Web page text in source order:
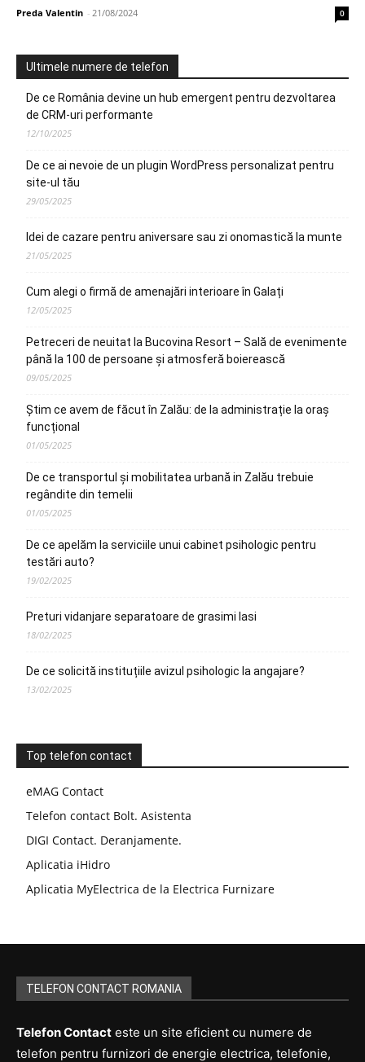
Preda Valentin - 21/08/2024 0
Ultimele numere de telefon
De ce România devine un hub emergent pentru dezvoltarea
de CRM-uri performante
12/10/2025
De ce ai nevoie de un plugin WordPress personalizat pentru
site-ul tău
29/05/2025
Idei de cazare pentru aniversare sau zi onomastică la munte
21/05/2025
Cum alegi o firmă de amenajări interioare în Galați
12/05/2025
Petreceri de neuitat la Bucovina Resort – Sală de evenimente
până la 100 de persoane și atmosferă boierească
09/05/2025
Știm ce avem de făcut în Zalău: de la administrație la oraș
funcțional
01/05/2025
De ce transportul și mobilitatea urbană in Zalău trebuie
regândite din temelii
01/05/2025
De ce apelăm la serviciile unui cabinet psihologic pentru
testări auto?
19/02/2025
Preturi vidanjare separatoare de grasimi Iasi
18/02/2025
De ce solicită instituțiile avizul psihologic la angajare?
13/02/2025
Top telefon contact
eMAG Contact
Telefon contact Bolt. Asistenta
DIGI Contact. Deranjamente.
Aplicatia iHidro
Aplicatia MyElectrica de la Electrica Furnizare
TELEFON CONTACT ROMANIA
Telefon Contact este un site eficient cu numere de
telefon pentru furnizori de energie electrica, telefonie,